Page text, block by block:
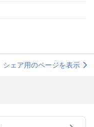
シェア用のページを表示